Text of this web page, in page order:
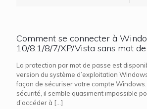
Comment se connecter à
10/8.1/8/7/XP/Vista sans mot
La protection par mot de passe est
version du système d’exploitation
façon de sécuriser votre compte
sécurité, il semble quasiment impossible
d’accéder à […]